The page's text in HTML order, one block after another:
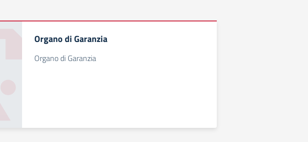
Organo di Garanzia
Organo di Garanzia